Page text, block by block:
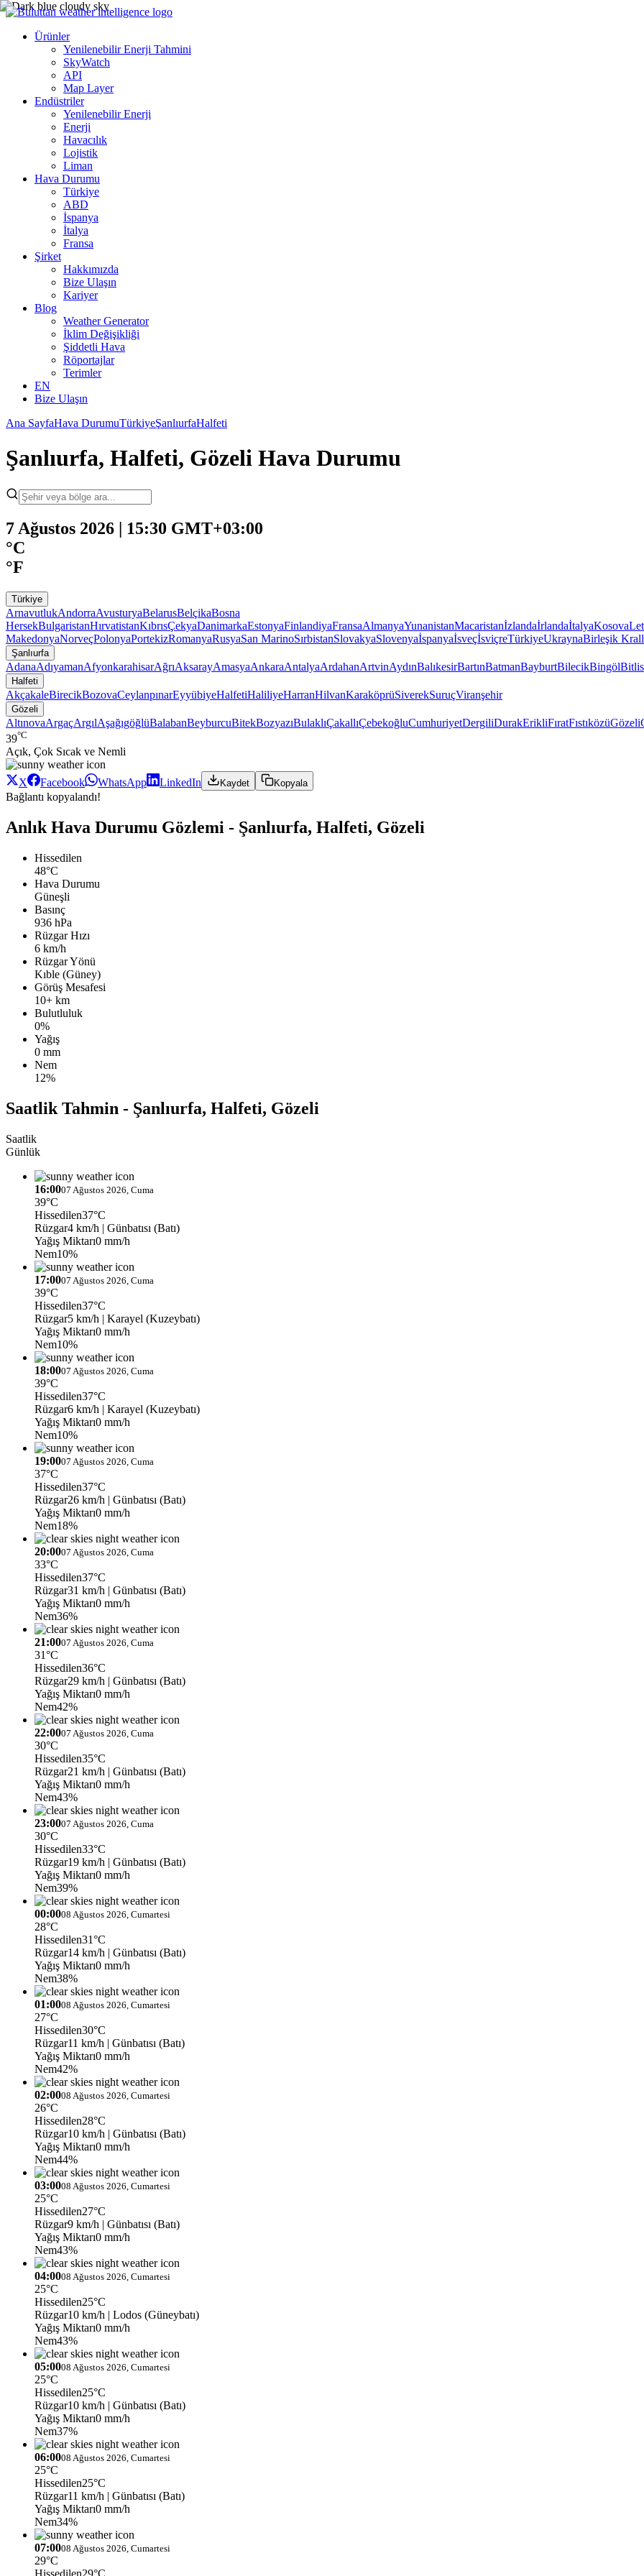
Ürünler
Yenilenebilir Enerji Tahmini
SkyWatch
API
Map Layer
Endüstriler
Yenilenebilir Enerji
Enerji
Havacılık
Lojistik
Liman
Hava Durumu
Türkiye
ABD
İspanya
İtalya
Fransa
Şirket
Hakkımızda
Bize Ulaşın
Kariyer
Blog
Weather Generator
İklim Değişikliği
Şiddetli Hava
Röportajlar
Terimler
EN
Bize Ulaşın
Ana SayfaHava DurumuTürkiyeŞanlıurfaHalfeti
Şanlıurfa, Halfeti, Gözeli Hava Durumu
7 Ağustos 2026 | 15:30 GMT+03:00
°C
°F
Türkiye
ArnavutlukAndorraAvusturyaBelarusBelçikaBosna
HersekBulgaristanHırvatistanKıbrısÇekyaDanimarkaEstonyaFinlandiyaFransaAlmanyaYunanistanMacaristanİzlandaİrlandaİtalyaKosova
MakedonyaNorveçPolonyaPortekizRomanyaRusyaSan MarinoSırbistanSlovakyaSlovenyaİspanyaİsveçİsviçreTürkiyeUkraynaBirleşik
Şanlıurfa
AdanaAdıyamanAfyonkarahisarAğrıAksarayAmasyaAnkaraAntalyaArdahanArtvinAydınBalıkesirBartınBatmanBayburtBilecikBingölBitlis
Halfeti
AkçakaleBirecikBozovaCeylanpınarEyyübiyeHalfetiHaliliyeHarranHilvanKaraköprüSiverekSuruçViranşehir
Gözeli
AltınovaArgaçArgılAşağıgöğlüBalabanBeyburcuBitekBozyazıBulaklıÇakallıÇebekoğluCumhuriyetDergiliDurakErikliFıratFıstıközüGözeli
39°C
Açık, Çok Sıcak ve Nemli
X Facebook WhatsApp LinkedIn Kaydet Kopyala
Bağlantı kopyalandı!
Anlık Hava Durumu Gözlemi - Şanlıurfa, Halfeti, Gözeli
Hissedilen
48°C
Hava Durumu
Güneşli
Basınç
936 hPa
Rüzgar Hızı
6 km/h
Rüzgar Yönü
Kıble (Güney)
Görüş Mesafesi
10+ km
Bulutluluk
0%
Yağış
0 mm
Nem
12%
Saatlik Tahmin - Şanlıurfa, Halfeti, Gözeli
Saatlik
Günlük
16:0007 Ağustos 2026, Cuma
39°C
Hissedilen37°C
Rüzgar4 km/h | Günbatısı (Batı)
Yağış Miktarı0 mm/h
Nem10%
17:0007 Ağustos 2026, Cuma
39°C
Hissedilen37°C
Rüzgar5 km/h | Karayel (Kuzeybatı)
Yağış Miktarı0 mm/h
Nem10%
18:0007 Ağustos 2026, Cuma
39°C
Hissedilen37°C
Rüzgar6 km/h | Karayel (Kuzeybatı)
Yağış Miktarı0 mm/h
Nem10%
19:0007 Ağustos 2026, Cuma
37°C
Hissedilen37°C
Rüzgar26 km/h | Günbatısı (Batı)
Yağış Miktarı0 mm/h
Nem18%
20:0007 Ağustos 2026, Cuma
33°C
Hissedilen37°C
Rüzgar31 km/h | Günbatısı (Batı)
Yağış Miktarı0 mm/h
Nem36%
21:0007 Ağustos 2026, Cuma
31°C
Hissedilen36°C
Rüzgar29 km/h | Günbatısı (Batı)
Yağış Miktarı0 mm/h
Nem42%
22:0007 Ağustos 2026, Cuma
30°C
Hissedilen35°C
Rüzgar21 km/h | Günbatısı (Batı)
Yağış Miktarı0 mm/h
Nem43%
23:0007 Ağustos 2026, Cuma
30°C
Hissedilen33°C
Rüzgar19 km/h | Günbatısı (Batı)
Yağış Miktarı0 mm/h
Nem39%
00:0008 Ağustos 2026, Cumartesi
28°C
Hissedilen31°C
Rüzgar14 km/h | Günbatısı (Batı)
Yağış Miktarı0 mm/h
Nem38%
01:0008 Ağustos 2026, Cumartesi
27°C
Hissedilen30°C
Rüzgar11 km/h | Günbatısı (Batı)
Yağış Miktarı0 mm/h
Nem42%
02:0008 Ağustos 2026, Cumartesi
26°C
Hissedilen28°C
Rüzgar10 km/h | Günbatısı (Batı)
Yağış Miktarı0 mm/h
Nem44%
03:0008 Ağustos 2026, Cumartesi
25°C
Hissedilen27°C
Rüzgar9 km/h | Günbatısı (Batı)
Yağış Miktarı0 mm/h
Nem43%
04:0008 Ağustos 2026, Cumartesi
25°C
Hissedilen25°C
Rüzgar10 km/h | Lodos (Güneybatı)
Yağış Miktarı0 mm/h
Nem43%
05:0008 Ağustos 2026, Cumartesi
25°C
Hissedilen25°C
Rüzgar10 km/h | Günbatısı (Batı)
Yağış Miktarı0 mm/h
Nem37%
06:0008 Ağustos 2026, Cumartesi
25°C
Hissedilen25°C
Rüzgar11 km/h | Günbatısı (Batı)
Yağış Miktarı0 mm/h
Nem34%
07:0008 Ağustos 2026, Cumartesi
29°C
Hissedilen29°C